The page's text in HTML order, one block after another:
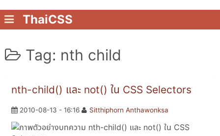
ThaiCSS
Tag: nth child
nth-child() และ not() ใน CSS Selectors
2010-08-13 - 16:16 Sitthiphorn Anthawonksa